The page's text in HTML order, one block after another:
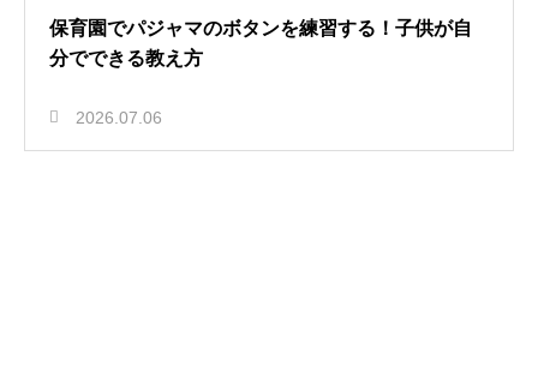
保育園でパジャマのボタンを練習する！子供が自
分でできる教え方
2026.07.06